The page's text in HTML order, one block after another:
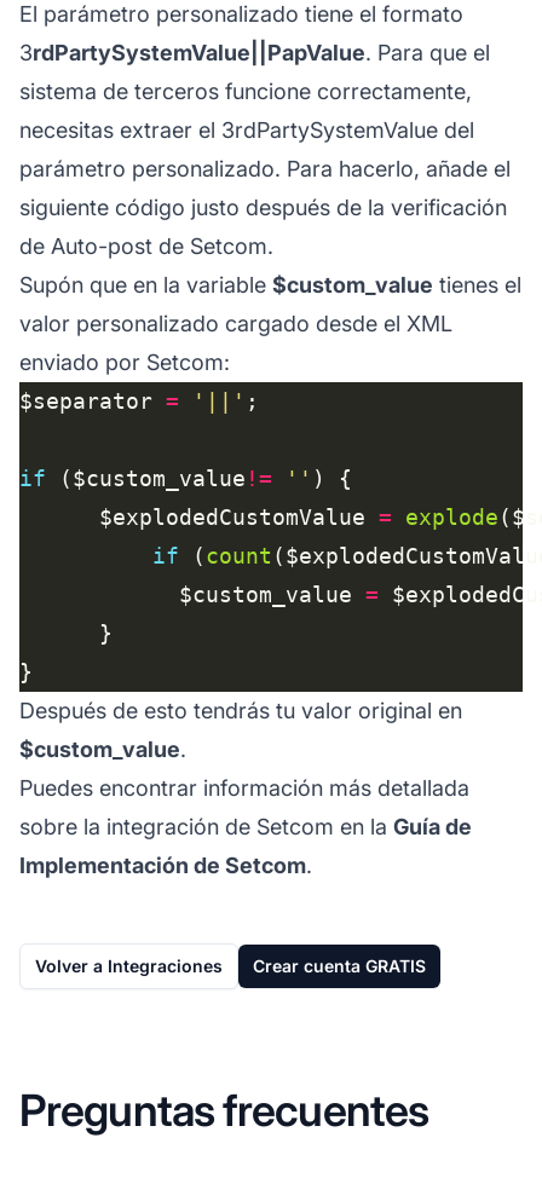
El parámetro personalizado tiene el formato
3rdPartySystemValue||PapValue. Para que el
sistema de terceros funcione correctamente,
necesitas extraer el 3rdPartySystemValue del
parámetro personalizado. Para hacerlo, añade el
siguiente código justo después de la verificación
de Auto-post de Setcom.
Supón que en la variable $custom_value tienes el
valor personalizado cargado desde el XML
enviado por Setcom:
$separator = '||'
if ($custom_value != ''
      $explodedCustomValue
= explode
if (count
            $custom_value
=
Después de esto tendrás tu valor original en
$custom_value.
Puedes encontrar información más detallada
sobre la integración de Setcom en la Guía de
Implementación de Setcom.
Volver a Integraciones Crear cuenta GRATIS
Preguntas frecuentes